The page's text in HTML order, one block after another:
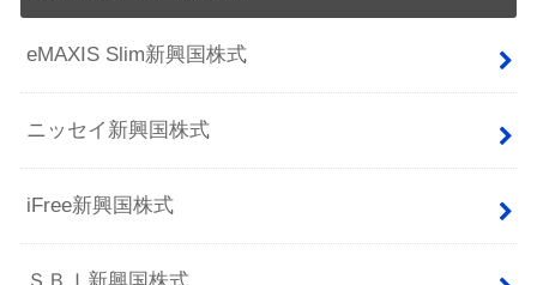
eMAXIS Slim新興国株式
ニッセイ新興国株式
iFree新興国株式
ＳＢＩ新興国株式